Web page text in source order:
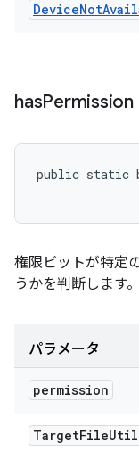
DeviceNot
hasPermission
public static
権限ビットが特定
うかを判断します。
パラメータ
permission
TargetFile